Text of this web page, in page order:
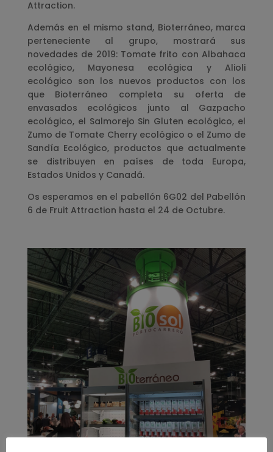
Attraction.
Además en el mismo stand, Bioterráneo, marca
perteneciente al grupo, mostrará sus
novedades de 2019: Tomate frito con Albahaca
ecológico, Mayonesa ecológica y Alioli
ecológico son los nuevos productos con los
que Bioterráneo completa su oferta de
envasados ecológicos junto al Gazpacho
ecológico, el Salmorejo Sin Gluten ecológico, el
Zumo de Tomate Cherry ecológico o el Zumo de
Sandía Ecológico, productos que actualmente
se distribuyen en países de toda Europa,
Estados Unidos y Canadá.
Os esperamos en el pabellón 6G02 del Pabellón
6 de Fruit Attraction hasta el 24 de Octubre.